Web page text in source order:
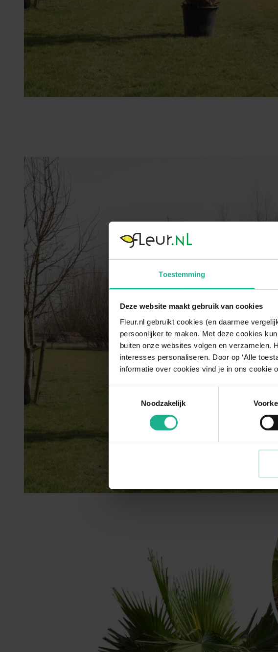
Toestemming
Deze website maakt gebruik van cookies
Fleur.nl gebruikt cookies (en daarmee
persoonlijker te maken. Met deze cookies
buiten onze websites volgen en verzamelen.
interesses personaliseren. Door op ‘Alle
informatie over cookies vind je in ons cookie
Noodzakelijk